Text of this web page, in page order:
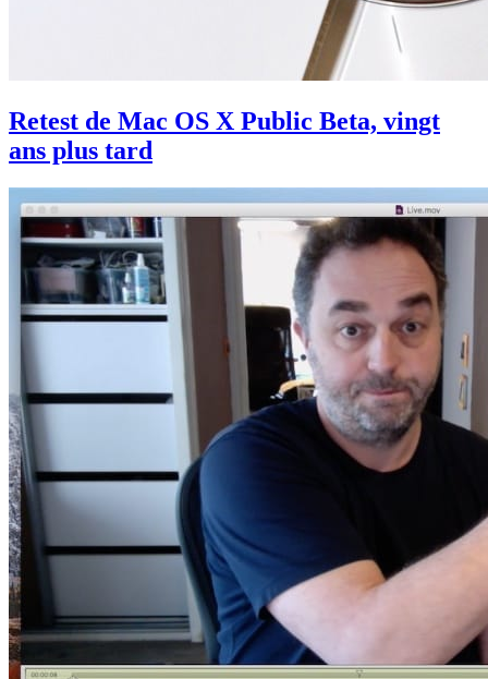
Retest de Mac OS X Public Beta, vingt
ans plus tard